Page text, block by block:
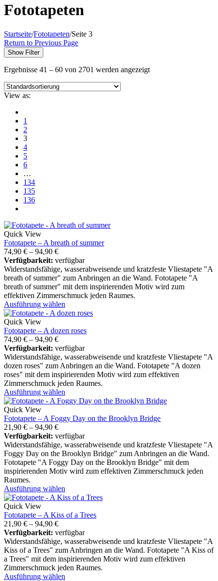
Fototapeten
Startseite/Fototapeten/Seite 3
Return to Previous Page
Show Filter
Ergebnisse 41 – 60 von 2701 werden angezeigt
View as:
1
2
3
4
5
6
…
134
135
136
Quick View
Fototapete – A breath of summer
74,90 € – 94,90 €
Verfügbarkeit: verfügbar
Widerstandsfähige, wasserabweisende und kratzfeste Vliestapete "A
breath of summer" zum Anbringen an die Wand. Fototapete "A
breath of summer" mit dem inspirierenden Motiv wird zum
effektiven Zimmerschmuck jeden Raumes.
Ausführung wählen
Quick View
Fototapete – A dozen roses
74,90 € – 94,90 €
Verfügbarkeit: verfügbar
Widerstandsfähige, wasserabweisende und kratzfeste Vliestapete "A
dozen roses" zum Anbringen an die Wand. Fototapete "A dozen
roses" mit dem inspirierenden Motiv wird zum effektiven
Zimmerschmuck jeden Raumes.
Ausführung wählen
Quick View
Fototapete – A Foggy Day on the Brooklyn Bridge
21,90 € – 94,90 €
Verfügbarkeit: verfügbar
Widerstandsfähige, wasserabweisende und kratzfeste Vliestapete "A
Foggy Day on the Brooklyn Bridge" zum Anbringen an die Wand.
Fototapete "A Foggy Day on the Brooklyn Bridge" mit dem
inspirierenden Motiv wird zum effektiven Zimmerschmuck jeden
Raumes.
Ausführung wählen
Quick View
Fototapete – A Kiss of a Trees
21,90 € – 94,90 €
Verfügbarkeit: verfügbar
Widerstandsfähige, wasserabweisende und kratzfeste Vliestapete "A
Kiss of a Trees" zum Anbringen an die Wand. Fototapete "A Kiss of
a Trees" mit dem inspirierenden Motiv wird zum effektiven
Zimmerschmuck jeden Raumes.
Ausführung wählen